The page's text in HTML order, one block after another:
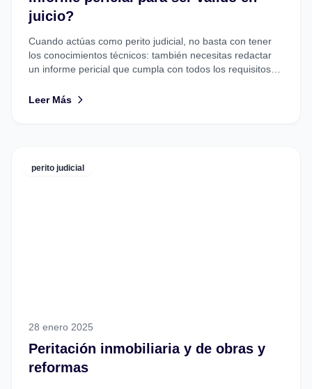
juicio?
Cuando actúas como perito judicial, no basta con tener
los conocimientos técnicos: también necesitas redactar
un informe pericial que cumpla con todos los requisitos
Leer Más
perito judicial
28 enero 2025
Peritación inmobiliaria y de obras y
reformas